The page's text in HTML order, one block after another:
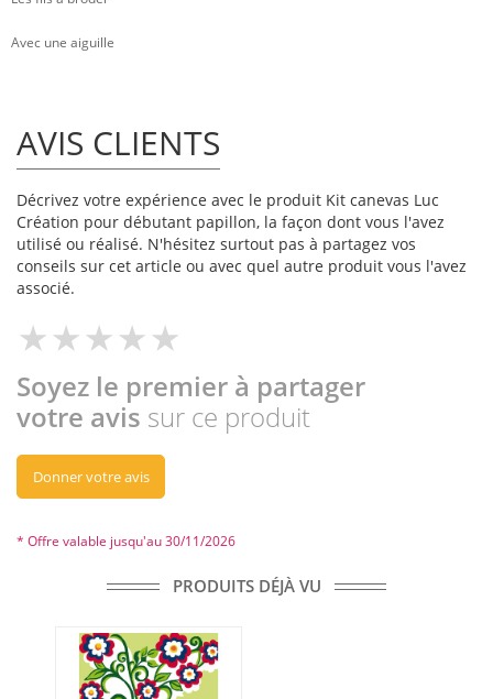
Avec une aiguille
AVIS CLIENTS
Décrivez votre expérience avec le produit Kit canevas Luc
Création pour débutant papillon, la façon dont vous l'avez
utilisé ou réalisé. N'hésitez surtout pas à partagez vos
conseils sur cet article ou avec quel autre produit vous l'avez
associé.
Soyez le premier à partager
votre avis sur ce produit
Donner votre avis
* Offre valable jusqu'au 30/11/2026
PRODUITS DÉJÀ VU